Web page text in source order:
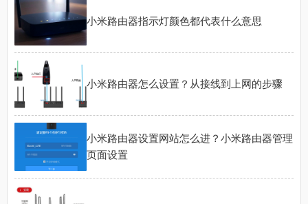
小米路由器指示灯颜色都代表什么意思
小米路由器怎么设置？从接线到上网的步骤
小米路由器设置网站怎么进？小米路由器管理
页面设置